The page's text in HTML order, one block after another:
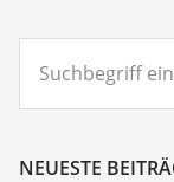
eingeben...
NEUESTE